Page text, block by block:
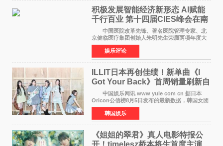
积极发展智能经济新形态 Al赋能
千行百业 第十四届CIES峰会在南
京盛大召开
中国医院改革先锋、著名医院管理专家、北
京健临医疗集团创始人朱明先生荣膺两项年度大
奖 2026年7月31日，盛夏金陵，长江之畔，
以重落地·真务实·强链接为主题的2026&lsquo;人
工智能+&rsquo
娱乐评论
ILLIT日本再创佳绩！新单曲《I
Got Your Back》首周销量刷新自
身纪录
中国娱乐网讯 www yule com cn 据日本
Oricon公信榜8月5日发布的最新数据，韩国女团
ILLIT在日本发行的第二张单曲《I Got Your
Back》首周销量达到71,009张，成功跻身最新一
期周单曲排行
韩国娱乐
《姐姐的翠君》真人电影特报公
开！timelesz桥本将生首度主演